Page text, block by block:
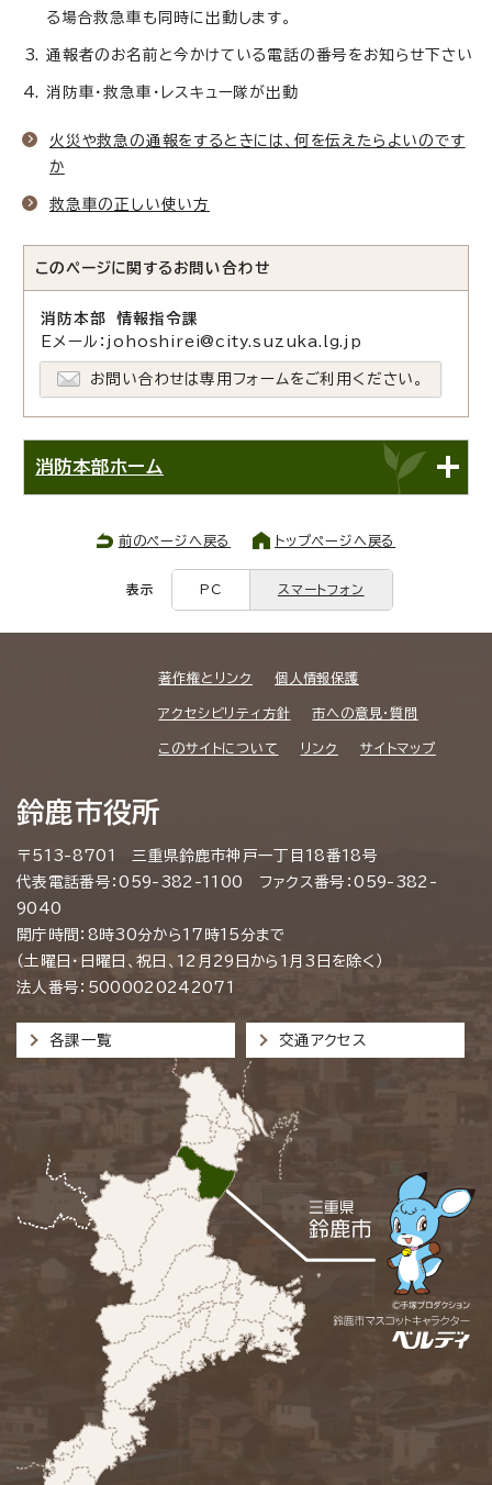
る場合救急車も同時に出動します。
通報者のお名前と今かけている電話の番号をお知らせ下さい
消防車・救急車・レスキュー隊が出動
火災や救急の通報をするときには、何を伝えたらよいのです
か
救急車の正しい使い方
このページに関する お問い合わせ
消防本部 情報指令課
Eメール：johoshirei@city.suzuka.lg.jp
お問い合わせは専用フォームをご利用ください。
消防本部ホーム
前のページへ戻る トップページへ戻る
表示 PC スマートフォン
著作権とリンク 個人情報保護
アクセシビリティ方針 市への意見・質問
このサイトについて リンク サイトマップ
鈴鹿市役所
〒513-8701 三重県鈴鹿市神戸一丁目18番18号
代表電話番号：059-382-1100 ファクス番号：059-382-
9040
開庁時間：8時30分から17時15分まで
（土曜日・日曜日、祝日、12月29日から1月3日を除く）
法人番号：5000020242071
各課一覧 交通アクセス